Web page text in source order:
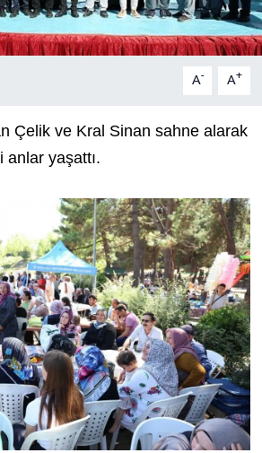
A- A+
Çelik ve Kral Sinan sahne alarak
anlar yaşattı.